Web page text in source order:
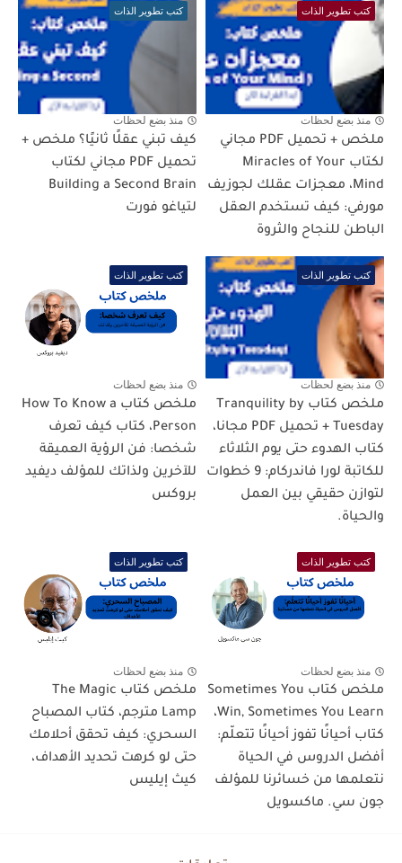
كتب تطوير الذات
منذ بضع لحظات
ملخص + تحميل PDF مجاني
لكتاب Miracles of Your
Mind، معجزات عقلك لجوزيف
مورفي: كيف تستخدم العقل
الباطن للنجاح والثروة
كتب تطوير الذات
منذ بضع لحظات
كيف تبني عقلًا ثانيًا؟ ملخص +
تحميل PDF مجاني لكتاب
Building a Second Brain
لتياغو فورت
كتب تطوير الذات
منذ بضع لحظات
ملخص كتاب Tranquility by
Tuesday + تحميل PDF مجانا،
كتاب الهدوء حتى يوم الثلاثاء
للكاتبة لورا فاندركام: 9 خطوات
لتوازن حقيقي بين العمل
والحياة.
كتب تطوير الذات
منذ بضع لحظات
ملخص كتاب How To Know a
Person، كتاب كيف تعرف
شخصا: فن الرؤية العميقة
للآخرين ولذاتك للمؤلف ديفيد
بروكس
كتب تطوير الذات
منذ بضع لحظات
ملخص كتاب Sometimes You
Win, Sometimes You Learn،
كتاب أحيانًا تفوز أحيانًا تتعلّم:
أفضل الدروس في الحياة
نتعلمها من خسائرنا للمؤلف
جون سي. ماكسويل
كتب تطوير الذات
منذ بضع لحظات
ملخص كتاب The Magic
Lamp مترجم، كتاب المصباح
السحري: كيف تحقق أحلامك
حتى لو كرهت تحديد الأهداف،
كيث إيليس